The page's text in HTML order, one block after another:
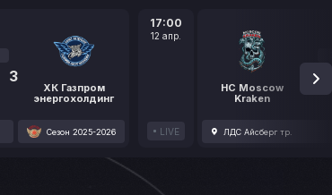
3
ХК Газпром
энергохолдинг
Сезон 2025-2026
17:00
12 апр.
LIVE
HC Moscow
Kraken
1
ЛДС Айсберг тр.